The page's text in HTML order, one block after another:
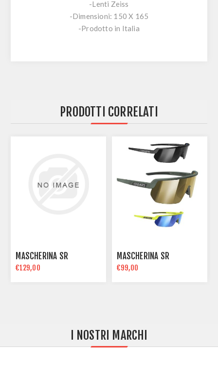
-Lenti Zeiss
-Dimensioni: 150 X 165
-Prodotto in Italia
PRODOTTI CORRELATI
MASCHERINA SR
€129,00
MASCHERINA SR
€99,00
I NOSTRI MARCHI